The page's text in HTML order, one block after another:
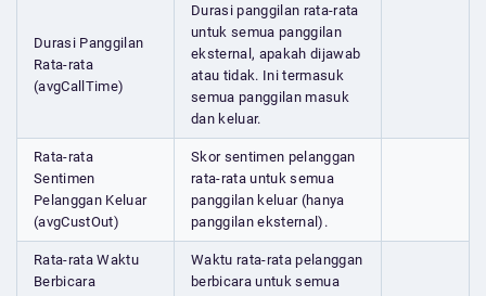
Durasi Panggilan
Rata-rata
(avgCallTime)
Durasi panggilan rata-rata
untuk semua panggilan
eksternal, apakah dijawab
atau tidak. Ini termasuk
semua panggilan masuk
dan keluar.
Rata-rata
Sentimen
Pelanggan Keluar
(avgCustOut)
Skor sentimen pelanggan
rata-rata untuk semua
panggilan keluar (hanya
panggilan eksternal).
Rata-rata Waktu
Berbicara
Waktu rata-rata pelanggan
berbicara untuk semua